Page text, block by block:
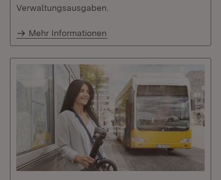
Verwaltungsausgaben.
Mehr Informationen